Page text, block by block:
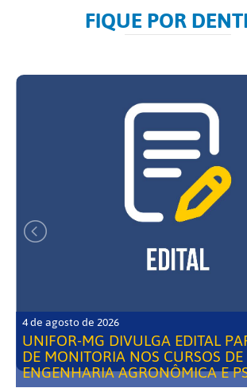
FIQUE POR
4 de agosto de 2026
UNIFOR-MG DIVULGA EDITAL
DE MONITORIA NOS CURSOS DE
ENGENHARIA AGRONÔMICA E